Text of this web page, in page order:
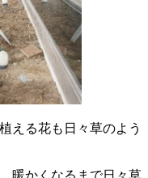
える花も日々草のよう